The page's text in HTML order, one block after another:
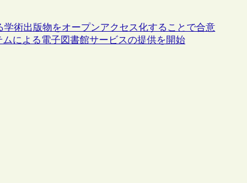
術出版物をオープンアクセス化することで合意
による電子図書館サービスの提供を開始